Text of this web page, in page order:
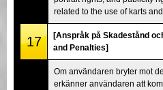
related to the use of karts
17
[Anspråk på Skadestånd
and Penalties]
Om användaren bryter mot
erkänner användaren att